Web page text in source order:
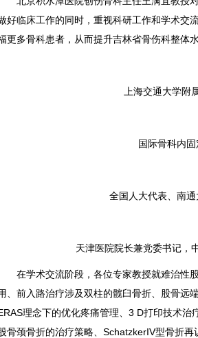
好临床工作的同时，重视科研工作和学术交
更多骨科患者，从而提升吉林省骨伤科整体水
上海交通大学附属
国际骨科内固
全国人大代表、南通
天津医院院长兼党委书记，中
在学术交流阶段，各位专家教授就难治性股
、前入路治疗涉及双柱的髋臼骨折、股骨远
理念下的优化疼痛管理、3 D打印技术治
骨颈骨折的治疗策略、SchatzkerIV型骨折